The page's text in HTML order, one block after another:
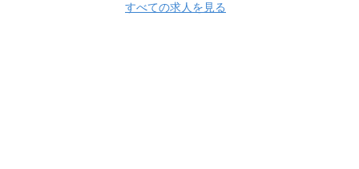
すべての求人を見る